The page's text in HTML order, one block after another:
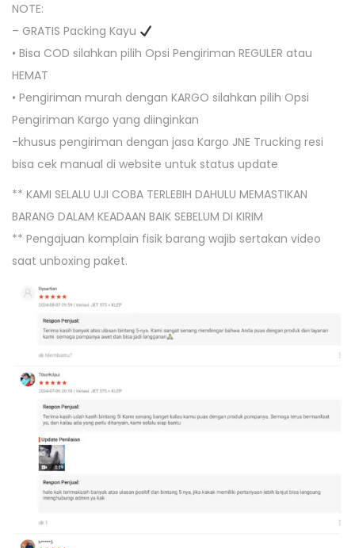
M
N
N
S
T
O
P
NOTE:
– GRATIS Packing Kayu
• Bisa COD silahkan pilih Opsi Pengiriman REGULER atau
HEMAT
• Pengiriman murah dengan KARGO silahkan pilih Opsi
Pengiriman Kargo yang diinginkan
-khusus pengiriman dengan jasa Kargo JNE Trucking resi
bisa cek manual di website untuk status update
** KAMI SELALU UJI COBA TERLEBIH DAHULU MEMASTIKAN
BARANG DALAM KEADAAN BAIK SEBELUM DI KIRIM
** Pengajuan komplain fisik barang wajib sertakan video
saat unboxing paket.